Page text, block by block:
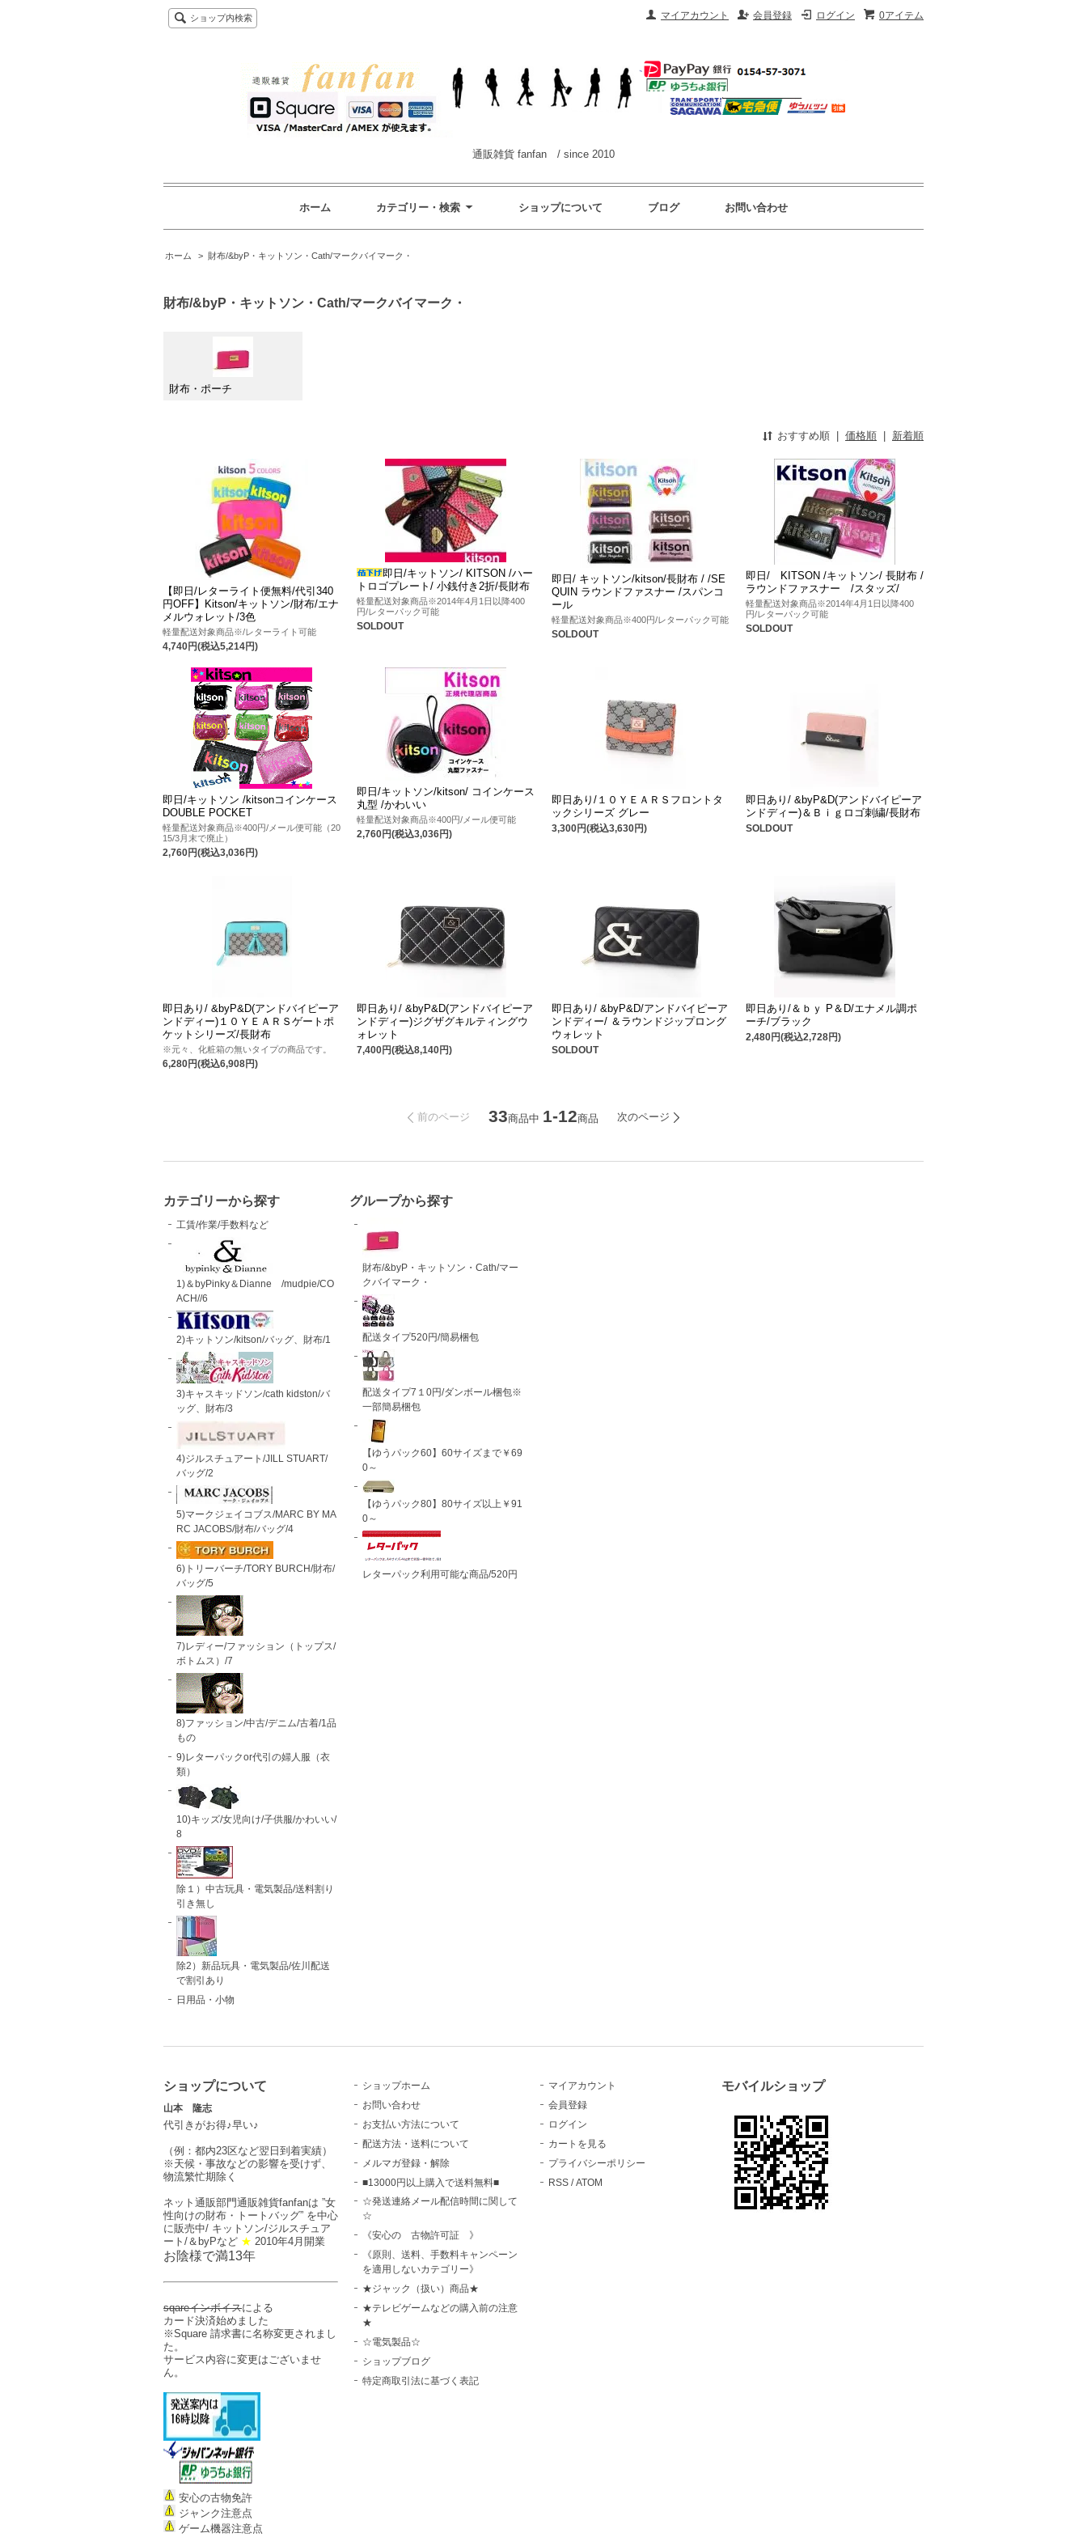
0アイテム
ログイン
会員登録
マイアカウント
ショップ内検索
通販雑貨 fanfan / since 2010
ホーム カテゴリー・検索 ショップについて ブログ お問い合わせ
ホーム > 財布/&byP・キットソン・Cath/マークバイマーク・
財布/&byP・キットソン・Cath/マークバイマーク・
財布・ポーチ
おすすめ順 | 価格順 | 新着順
【即日/レターライト便無料/代引340
円OFF】Kitson/キットソン/財布/エナ
メルウォレット/3色
軽量配送対象商品※/レターライト可能
4,740円(税込5,214円)
即日/キットソン/ KITSON /ハー
トロゴプレート/ 小銭付き2折/長財布
軽量配送対象商品※2014年4月1日以降400
円/レターパック可能
SOLDOUT
即日/ キットソン/kitson/長財布 / /SE
QUIN ラウンドファスナー /スパンコ
ール
軽量配送対象商品※400円/レターパック可能
SOLDOUT
即日/ KITSON /キットソン/ 長財布 /
ラウンドファスナー /スタッズ/
軽量配送対象商品※2014年4月1日以降400
円/レターパック可能
SOLDOUT
即日/キットソン /kitsonコインケース
DOUBLE POCKET
軽量配送対象商品※400円/メール便可能（20
15/3月末で廃止）
2,760円(税込3,036円)
即日/キットソン/kitson/ コインケース
丸型 /かわいい
軽量配送対象商品※400円/メール便可能
2,760円(税込3,036円)
即日あり/１０ＹＥＡＲＳフロントタ
ックシリーズ グレー
3,300円(税込3,630円)
即日あり/ &byP&D(アンドバイピーア
ンドディー)＆Ｂｉｇロゴ刺繍/長財布
SOLDOUT
即日あり/ &byP&D(アンドバイピーア
ンドディー)１０ＹＥＡＲＳゲートポ
ケットシリーズ/長財布
※元々、化粧箱の無いタイプの商品です。
6,280円(税込6,908円)
即日あり/ &byP&D(アンドバイピーア
ンドディー)ジグザグキルティングウ
ォレット
7,400円(税込8,140円)
即日あり/ &byP&D/アンドバイピーア
ンドディー/ ＆ラウンドジップロング
ウォレット
SOLDOUT
即日あり/＆ｂｙ P＆D/エナメル調ポ
ーチ/ブラック
2,480円(税込2,728円)
前のページ 33商品中 1-12商品 次のページ
カテゴリーから探す
工賃/作業/手数料など
1)＆byPinky＆Dianne /mudpie/CO
ACH//6
2)キットソン/kitson/バッグ、財布/1
3)キャスキッドソン/cath kidston/バ
ッグ、財布/3
4)ジルスチュアート/JILL STUART/
バッグ/2
5)マークジェイコブス/MARC BY MA
RC JACOBS/財布/バッグ/4
6)トリーバーチ/TORY BURCH/財布/
バッグ/5
7)レディー/ファッション（トップス/
ボトムス）/7
8)ファッション/中古/デニム/古着/1品
もの
9)レターパックor代引の婦人服（衣
類）
10)キッズ/女児向け/子供服/かわいい/
8
除１）中古玩具・電気製品/送料割り
引き無し
除2）新品玩具・電気製品/佐川配送
で割引あり
日用品・小物
グループから探す
財布/&byP・キットソン・Cath/マー
クバイマーク・
配送タイプ520円/簡易梱包
配送タイプ7１0円/ダンボール梱包※
一部簡易梱包
【ゆうパック60】60サイズまで￥69
0～
【ゆうパック80】80サイズ以上￥91
0～
レターパック利用可能な商品/520円
ショップについて
山本 隆志
代引きがお得♪早い♪
（例：都内23区など翌日到着実績）
※天候・事故などの影響を受けず、
物流繁忙期除く
ネット通販部門通販雑貨fanfanは ”女
性向けの財布・トートバッグ” を中心
に販売中/ キットソン/ジルスチュア
ート/＆byPなど ★ 2010年4月開業
お陰様で満13年
sqareインボイスによる
カード決済始めました
※Square 請求書に名称変更されまし
た。
サービス内容に変更はございませ
ん。
安心の古物免許
ジャンク注意点
ゲーム機器注意点
ショップホーム
お問い合わせ
お支払い方法について
配送方法・送料について
メルマガ登録・解除
■13000円以上購入で送料無料■
☆発送連絡メール配信時間に関して
☆
《安心の 古物許可証 》
《原則、送料、手数料キャンペーン
を適用しないカテゴリー》
★ジャック（扱い）商品★
★テレビゲームなどの購入前の注意
★
☆電気製品☆
ショップブログ
特定商取引法に基づく表記
マイアカウント
会員登録
ログイン
カートを見る
プライバシーポリシー
RSS /ATOM
モバイルショップ